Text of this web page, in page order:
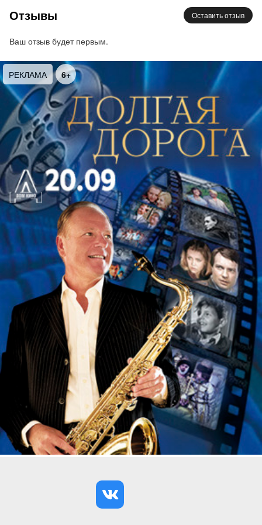
Отзывы Оставить отзыв
Ваш отзыв будет первым.
6+